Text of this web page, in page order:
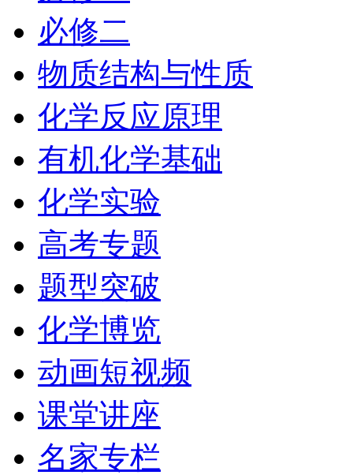
必修二
物质结构与性质
化学反应原理
有机化学基础
化学实验
高考专题
题型突破
化学博览
动画短视频
课堂讲座
名家专栏